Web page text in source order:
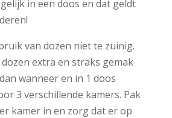
in een doos en dat geldt
van dozen niet te zuinig.
extra en straks gemak
wanneer en in 1 doos
3 verschillende kamers. Pak
kamer in en zorg dat er op